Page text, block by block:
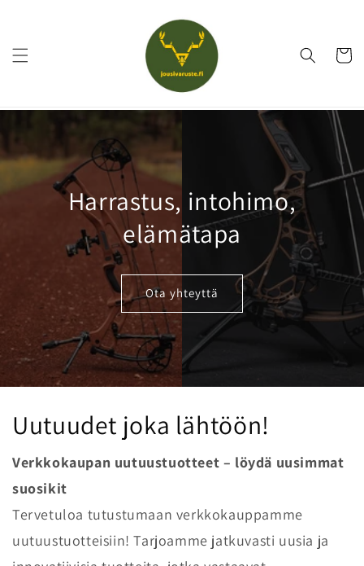
Harrastus, intohimo,
elämätapa
Ota yhteyttä
Uutuudet joka lähtöön!
Verkkokaupan uutuustuotteet – löydä uusimmat
suosikit
Tervetuloa tutustumaan verkkokauppamme
uutuustuotteisiin! Tarjoamme jatkuvasti uusia ja